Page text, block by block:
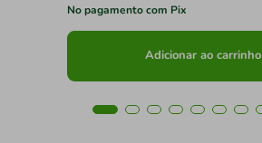
No pagamento com Pix
Adicionar ao carrinho